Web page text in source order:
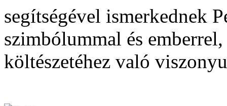
segítségével ismerkednek
szimbólummal és
költészetéhez való